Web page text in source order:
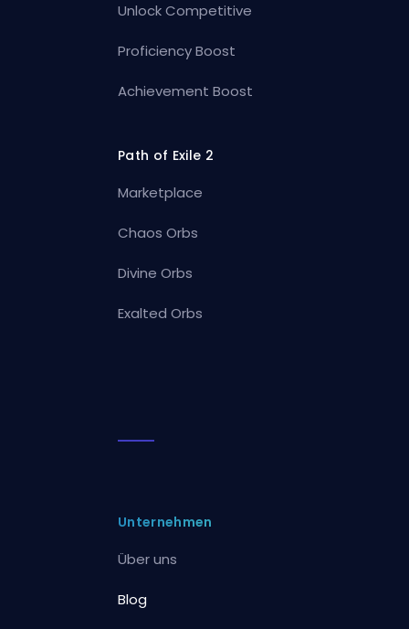
Unlock Competitive
Proficiency Boost
Achievement Boost
Path of Exile 2
Marketplace
Chaos Orbs
Divine Orbs
Exalted Orbs
Unternehmen
Über uns
Blog